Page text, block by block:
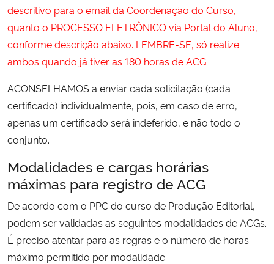
Ministério do Meio Ambiente
Ministério do Turismo
Controladoria-Geral da União
Ministério da Mulher, da Família e dos Direitos Humanos
Secretaria-Geral
Secretaria de Governo
Gabinete de Segurança Institucional
descritivo para o email da Coordenação do Curso,
quanto o PROCESSO ELETRÔNICO via Portal do Aluno,
conforme descrição abaixo. LEMBRE-SE, só realize
ambos quando já tiver as 180 horas de ACG.
ACONSELHAMOS a enviar cada solicitação (cada
certificado) individualmente, pois, em caso de erro,
apenas um certificado será indeferido, e não todo o
conjunto.
Modalidades e cargas horárias
máximas para registro de ACG
De acordo com o PPC do curso de Produção Editorial,
podem ser validadas as seguintes modalidades de ACGs.
É preciso atentar para as regras e o número de horas
máximo permitido por modalidade.